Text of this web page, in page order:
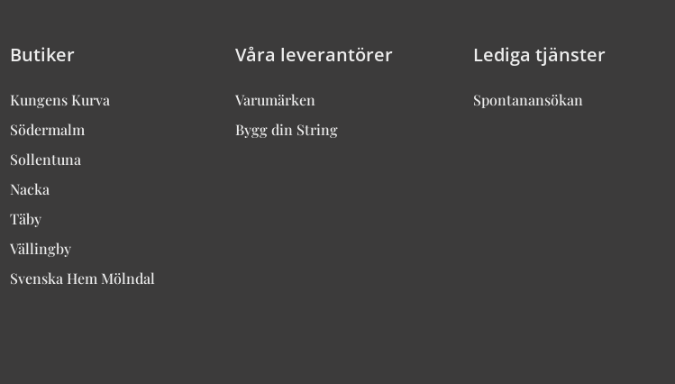
Butiker
Kungens Kurva
Södermalm
Sollentuna
Nacka
Täby
Vällingby
Svenska Hem Mölndal
Våra leverantörer
Varumärken
Bygg din String
Lediga tjänster
Spontanansökan